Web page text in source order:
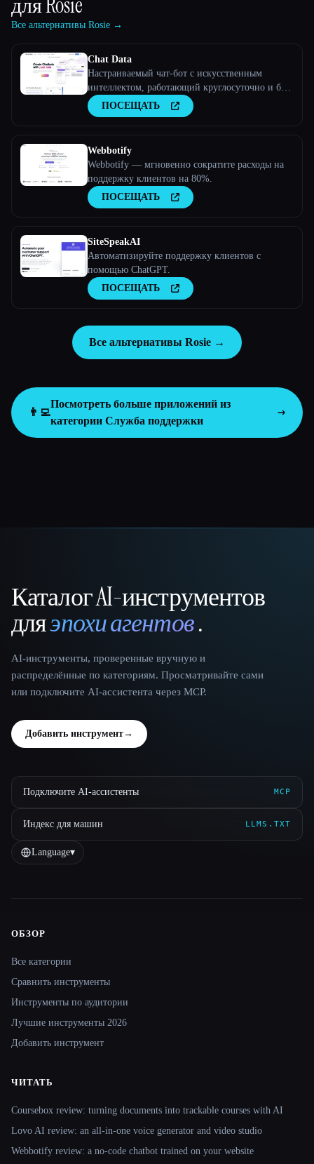
Все альтернативы Rosie →
Chat Data
Настраиваемый чат-бот с искусственным
интеллектом, работающий круглосуточно и без
выходных
ПОСЕЩАТЬ
Webbotify
Webbotify — мгновенно сократите расходы на
поддержку клиентов на 80%.
ПОСЕЩАТЬ
SiteSpeakAI
Автоматизируйте поддержку клиентов с
помощью ChatGPT.
ПОСЕЩАТЬ
Все альтернативы Rosie →
👨‍💻
Посмотреть больше приложений из
категории Служба поддержки
That AI Collection
Каталог AI-инструментов
дляэпохи агентов.
AI-инструменты, проверенные вручную и
распределённые по категориям. Просматривайте сами
или подключите AI-ассистента через MCP.
Добавить инструмент→
Подключите AI-ассистенты MCP
Индекс для машин LLMS.TXT
Language▾
Site navigation
ОБЗОР
Все категории
Сравнить инструменты
Инструменты по аудитории
Лучшие инструменты 2026
Добавить инструмент
ЧИТАТЬ
Coursebox review: turning documents into trackable courses with AI
Lovo AI review: an all-in-one voice generator and video studio
Webbotify review: a no-code chatbot trained on your website